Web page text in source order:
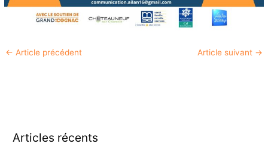
← Article précédent Article suivant →
Articles récents